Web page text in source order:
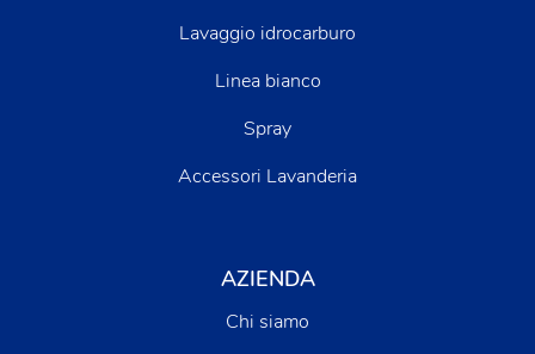
Lavaggio idrocarburo
Linea bianco
Spray
Accessori Lavanderia
AZIENDA
Chi siamo